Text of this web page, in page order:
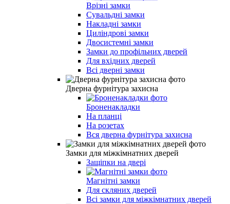
Врізні замки
Сувальдні замки
Накладні замки
Циліндрові замки
Двосистемні замки
Замки до профільних дверей
Для вхідних дверей
Всі дверні замки
Дверна фурнітура захисна
Броненакладки
На планці
На розетах
Вся дверна фурнітура захисна
Замки для міжкімнатних дверей
Защіпки на двері
Магнітні замки
Для скляних дверей
Всі замки для міжкімнатних дверей